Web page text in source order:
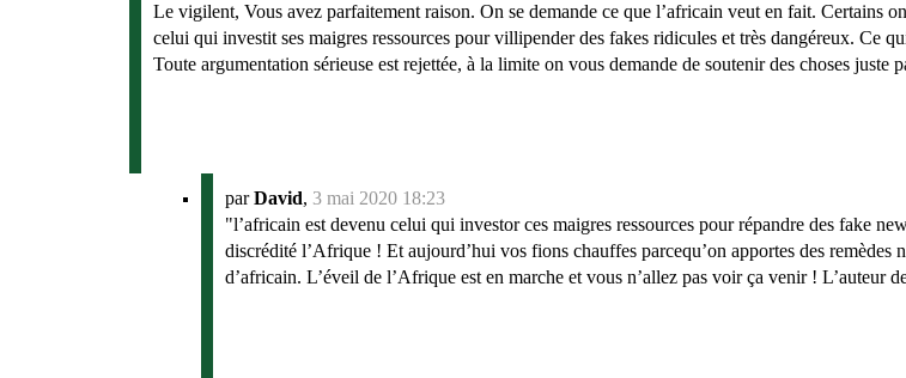
Le vigilent, Vous avez parfaitement raison. On se demande ce que l’africain veut en fait. Certains
celui qui investit ses maigres ressources pour villipender des fakes ridicules et très dangéreux. Ce
Toute argumentation sérieuse est rejettée, à la limite on vous demande de soutenir des choses
parDavid, 3 mai 2020 18:23
"l’africain est devenu celui qui investor ces maigres ressources pour répandre des fake
discrédité l’Afrique ! Et aujourd’hui vos fions chauffes parcequ’on apportes des
d’africain. L’éveil de l’Afrique est en marche et vous n’allez pas voir ça venir ! L’auteur